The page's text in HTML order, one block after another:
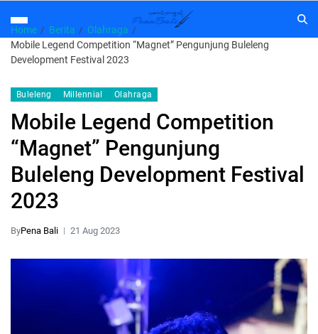
Home Berita
Olahraga
Mobile Legend Competition “Magnet” Pengunjung Buleleng
Development Festival 2023
Buleleng Millennial Olahraga
Mobile Legend Competition
“Magnet” Pengunjung
Buleleng Development Festival
2023
ByPena Bali 21 Aug 2023